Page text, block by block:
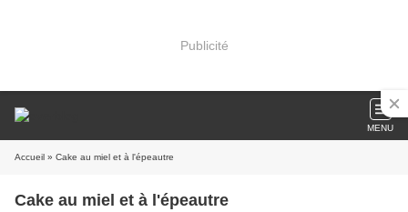
Publicité
MENU
Accueil » Cake au miel et à l'épeautre
Cake au miel et à l'épeautre